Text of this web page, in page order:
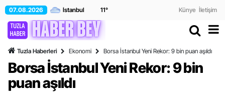
07.08.2026 11° Künye İletişim
Tuzla Haberleri Ekonomi Borsa İstanbul Yeni Rekor: 9 bin puan aşıldı
Borsa İstanbul Yeni Rekor: 9 bin
puan aşıldı